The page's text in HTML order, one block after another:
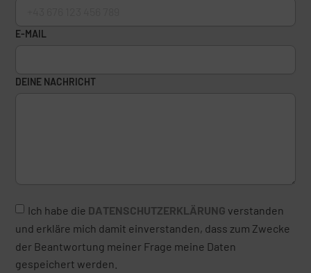
E-MAIL
DEINE NACHRICHT
Ich habe die DATENSCHUTZERKLÄRUNG verstanden
und erkläre mich damit einverstanden, dass zum Zwecke
der Beantwortung meiner Frage meine Daten
gespeichert werden.